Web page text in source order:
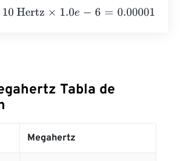
×1.0e 6 =0.00001 Megahertz
Tabla de
Megahertz